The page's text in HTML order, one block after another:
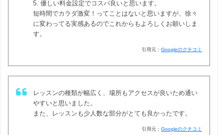
5. 優しい料金設定でコスパ良いと思います。
短時間でカラダ激変！ってことはないと思いますが、徐々
に変わってる実感あるのでこれからもよろしくお願いしま
す。
引用元： Googleのクチコミ
レッスンの種類が幅広く、場所もアクセスが良いため通い
やすいと思いました。
また、レッスンも少人数な部分がとても良かったです。
引用元： Googleのクチコミ